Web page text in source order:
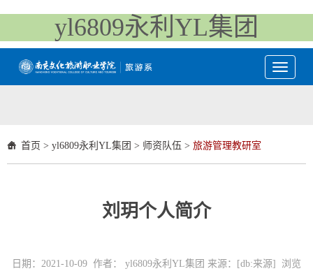
yl6809永利YL集团
Toggle
首页 > yl6809永利YL集团 > 师资队伍 > 旅游管理教研室
刘玥个人简介
日期：2021-10-09 作者： yl6809永利YL集团 来源：[db:来源] 浏览